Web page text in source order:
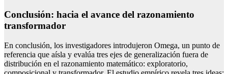
Conclusión: hacia el avance del razonamiento
transformador
En conclusión, los investigadores introdujeron Omega, un punto de
referencia que aísla y evalúa tres ejes de generalización fuera de
distribución en el razonamiento matemático: exploratorio,